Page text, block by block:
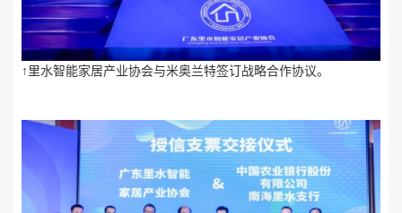
↑里水智能家居产业协会与米奥兰特签订战略合作协议。